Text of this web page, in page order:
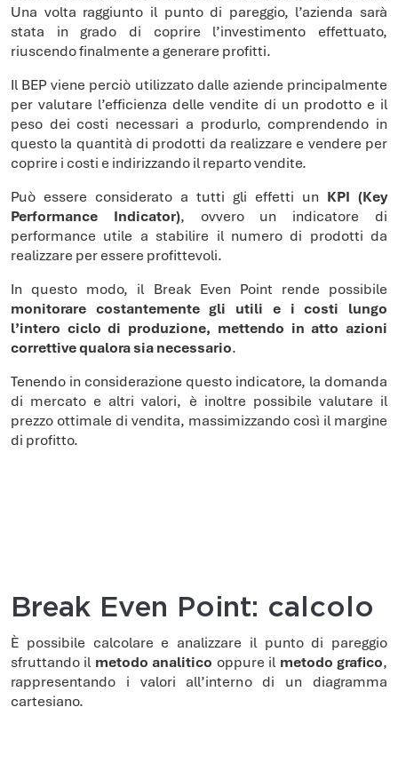
Una volta raggiunto il punto di pareggio, l’azienda sarà
stata in grado di coprire l’investimento effettuato,
riuscendo finalmente a generare profitti.
Il BEP viene perciò utilizzato dalle aziende principalmente
per valutare l’efficienza delle vendite di un prodotto e il
peso dei costi necessari a produrlo, comprendendo in
questo la quantità di prodotti da realizzare e vendere per
coprire i costi e indirizzando il reparto vendite.
Può essere considerato a tutti gli effetti un KPI (Key
Performance Indicator), ovvero un indicatore di
performance utile a stabilire il numero di prodotti da
realizzare per essere profittevoli.
In questo modo, il Break Even Point rende possibile
monitorare costantemente gli utili e i costi lungo
l’intero ciclo di produzione, mettendo in atto azioni
correttive qualora sia necessario.
Tenendo in considerazione questo indicatore, la domanda
di mercato e altri valori, è inoltre possibile valutare il
prezzo ottimale di vendita, massimizzando così il margine
di profitto.
Break Even Point: calcolo
È possibile calcolare e analizzare il punto di pareggio
sfruttando il metodo analitico oppure il metodo grafico,
rappresentando i valori all’interno di un diagramma
cartesiano.